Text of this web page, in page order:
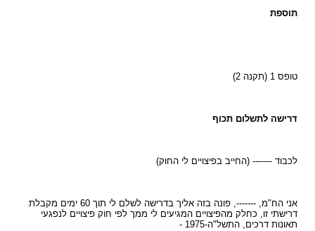
תוספת
טופס 1 (תקנה 2)
דרישה לתשלום תכוף
לכבוד ------- (החייב בפיצויים לי החוק)
אני הח"מ, -------, פונה בזה אליך בדרישה לשלם לי תוך 60 ימים מקבלת
דרישתי זו, כחלק מהפיצויים המגיעים לי ממך לפי חוק פיצויים לנפגעי
תאונות דרכים, התשל"ה-1975 -